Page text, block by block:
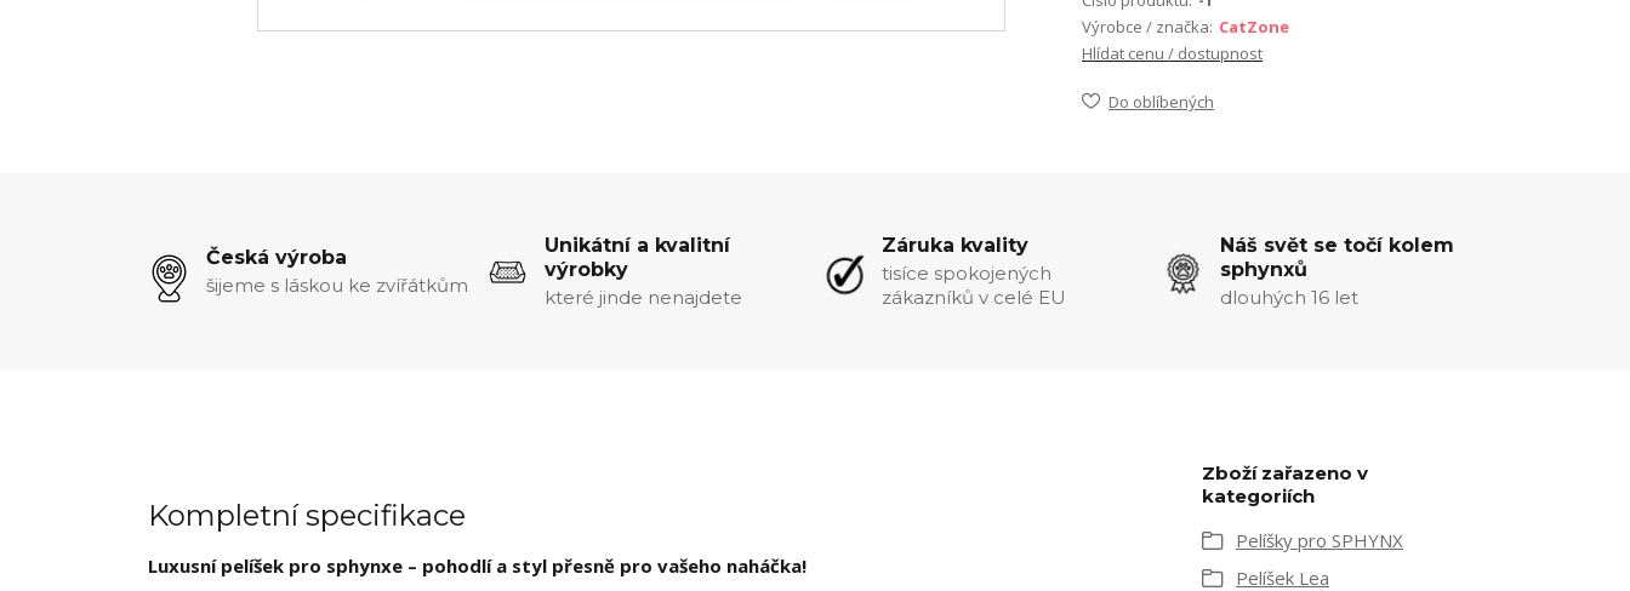
Výrobce / značka: CatZone
Hlídat cenu / dostupnost
Do oblíbených
Česká výroba
šijeme s láskou ke zvířátkům
Unikátní a kvalitní
výrobky
které jinde nenajdete
Záruka kvality
tisíce spokojených
zákazníků v celé EU
Náš svět se točí kolem
sphynxů
dlouhých 16 let
Kompletní specifikace
Luxusní pelíšek pro sphynxe – pohodlí a styl přesně pro vašeho naháčka!
Zboží zařazeno v
kategoriích
Pelíšky pro SPHYNX
Pelíšek Lea